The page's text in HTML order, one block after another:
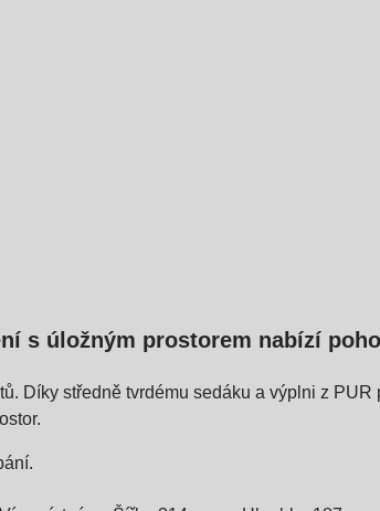
s úložným prostorem nabízí
Díky středně tvrdému sedáku a výplni z PUR